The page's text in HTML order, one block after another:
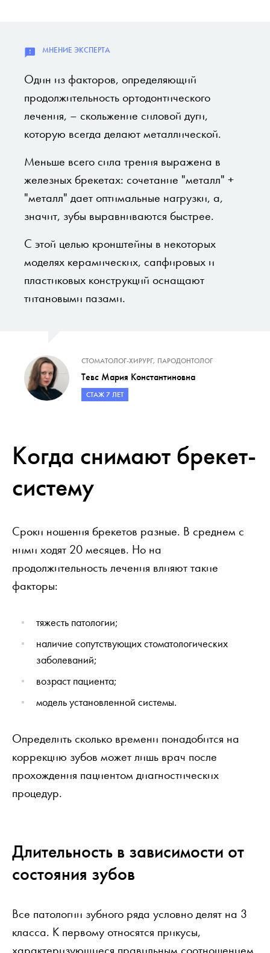
Один из факторов, определяющий
продолжительность ортодонтического
лечения, – скольжение силовой дуги,
которую всегда делают металлической.
Меньше всего сила трения выражена в
железных брекетах: сочетание "металл" +
"металл" дает оптимальные нагрузки, а,
значит, зубы выравниваются быстрее.
С этой целью кронштейны в некоторых
моделях керамических, сапфировых и
пластиковых конструкций оснащают
титановыми пазами.
СТОМАТОЛОГ-ХИРУРГ, ПАРОДОНТОЛОГ
Тевс Мария Константиновна
СТАЖ 7 ЛЕТ
Когда снимают брекет-
систему
Сроки ношения брекетов разные. В среднем с
ними ходят 20 месяцев. Но на
продолжительность лечения влияют такие
факторы:
тяжесть патологии;
наличие сопутствующих стоматологических
заболеваний;
возраст пациента;
модель установленной системы.
Определить сколько времени понадобится на
коррекцию зубов может лишь врач после
прохождения пациентом диагностических
процедур.
Длительность в зависимости от
состояния зубов
Все патологии зубного ряда условно делят на 3
класса. К первому относятся прикусы,
характеризующиеся правильным соотношением